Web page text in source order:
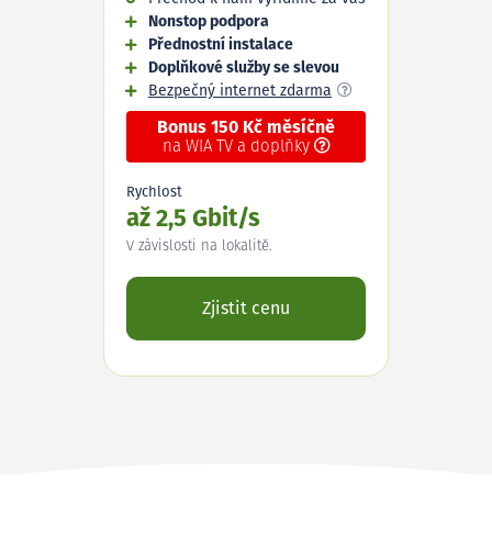
Nonstop podpora
Přednostní instalace
Doplňkové služby se slevou
Bezpečný internet zdarma
Bonus 150 Kč měsíčně
na WIA TV a doplňky
Rychlost
až 2,5 Gbit/s
V závislosti na lokalitě.
Zjistit cenu